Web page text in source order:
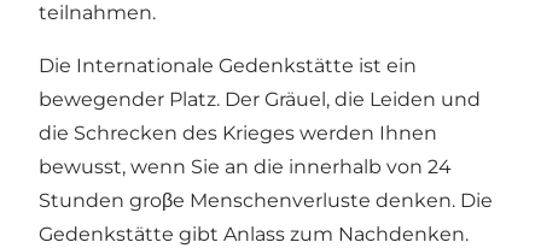
teilnahmen.
Die Internationale Gedenkstätte ist ein
bewegender Platz. Der Gräuel, die Leiden und
die Schrecken des Krieges werden Ihnen
bewusst, wenn Sie an die innerhalb von 24
Stunden groβe Menschenverluste denken. Die
Gedenkstätte gibt Anlass zum Nachdenken.